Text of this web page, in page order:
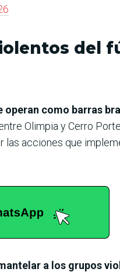
del
como barras
Olimpia y Cerro
las acciones que
a los grupos